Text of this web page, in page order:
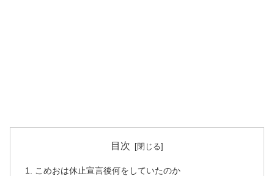
目次
こめおは休止宣言後何をしていたのか